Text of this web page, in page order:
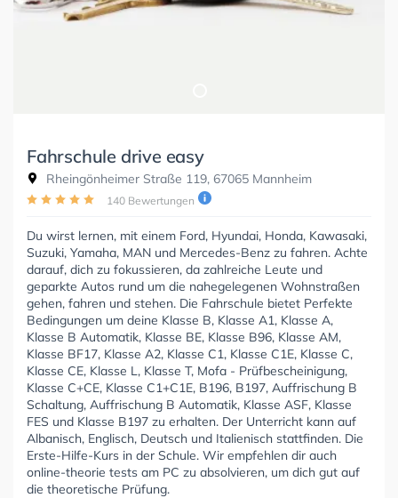
Fahrschule drive easy
Rheingönheimer Straße 119, 67065 Mannheim
140 Bewertungen
Du wirst lernen, mit einem Ford, Hyundai, Honda, Kawasaki,
Suzuki, Yamaha, MAN und Mercedes-Benz zu fahren. Achte
darauf, dich zu fokussieren, da zahlreiche Leute und
geparkte Autos rund um die nahegelegenen Wohnstraßen
gehen, fahren und stehen. Die Fahrschule bietet Perfekte
Bedingungen um deine Klasse B, Klasse A1, Klasse A,
Klasse B Automatik, Klasse BE, Klasse B96, Klasse AM,
Klasse BF17, Klasse A2, Klasse C1, Klasse C1E, Klasse C,
Klasse CE, Klasse L, Klasse T, Mofa - Prüfbescheinigung,
Klasse C+CE, Klasse C1+C1E, B196, B197, Auffrischung B
Schaltung, Auffrischung B Automatik, Klasse ASF, Klasse
FES und Klasse B197 zu erhalten. Der Unterricht kann auf
Albanisch, Englisch, Deutsch und Italienisch stattfinden. Die
Erste-Hilfe-Kurs in der Schule. Wir empfehlen dir auch
online-theorie tests am PC zu absolvieren, um dich gut auf
die theoretische Prüfung.